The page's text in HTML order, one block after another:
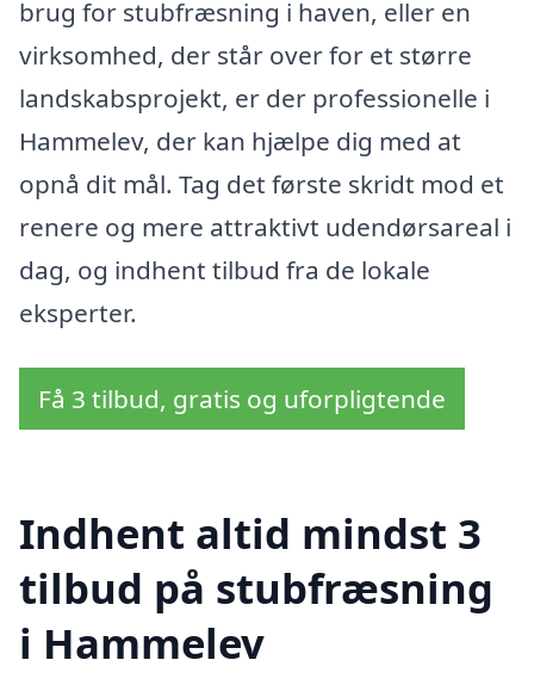
brug for stubfræsning i haven, eller en
virksomhed, der står over for et større
landskabsprojekt, er der professionelle i
Hammelev, der kan hjælpe dig med at
opnå dit mål. Tag det første skridt mod et
renere og mere attraktivt udendørsareal i
dag, og indhent tilbud fra de lokale
eksperter.
Få 3 tilbud, gratis og uforpligtende
Indhent altid mindst 3
tilbud på stubfræsning
i Hammelev